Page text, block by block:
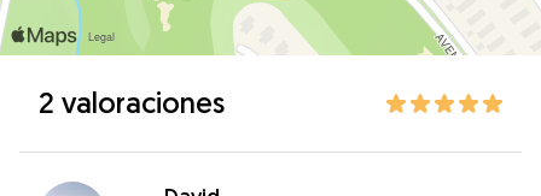
2 valoraciones